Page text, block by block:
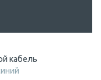
кабель